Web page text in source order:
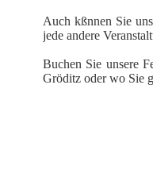
Auch kßnnen Sie
jede andere
Buchen Sie unsere
Gröditz oder wo Sie